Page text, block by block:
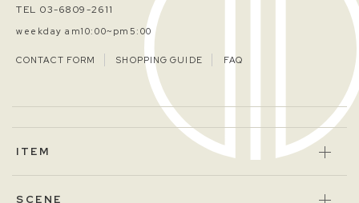
TEL 03-6809-2611
weekday am10:00~pm5:00
CONTACT FORM SHOPPING GUIDE FAQ
ITEM
SCENE